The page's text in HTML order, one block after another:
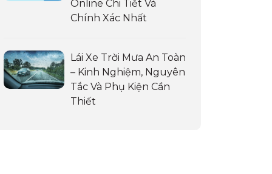
Online Chi Tiết Và
Chính Xác Nhất
Lái Xe Trời Mưa An Toàn
– Kinh Nghiệm, Nguyên
Tắc Và Phụ Kiện Cần
Thiết